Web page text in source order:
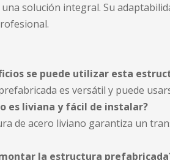
solución integral. Su
se puede utilizar esta
es versátil y puede
es liviana y fácil de instalar?
de acero liviano garantiza un
la estructura